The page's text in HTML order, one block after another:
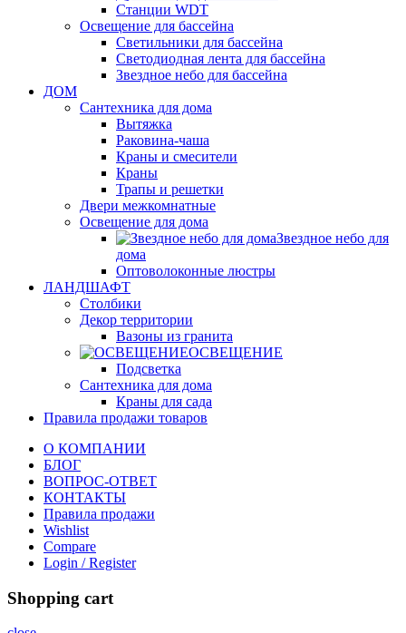
Станции WDT
Освещение для бассейна
Светильники для бассейна
Светодиодная лента для бассейна
Звездное небо для бассейна
ДОМ
Сантехника для дома
Вытяжка
Раковина-чаша
Краны и смесители
Краны
Трапы и решетки
Двери межкомнатные
Освещение для дома
Звездное небо для
дома
Оптоволоконные люстры
ЛАНДШАФТ
Столбики
Декор территории
Вазоны из гранита
ОСВЕЩЕНИЕ
Подсветка
Сантехника для дома
Краны для сада
Правила продажи товаров
О КОМПАНИИ
БЛОГ
ВОПРОС-ОТВЕТ
КОНТАКТЫ
Правила продажи
Wishlist
Compare
Login / Register
Shopping cart